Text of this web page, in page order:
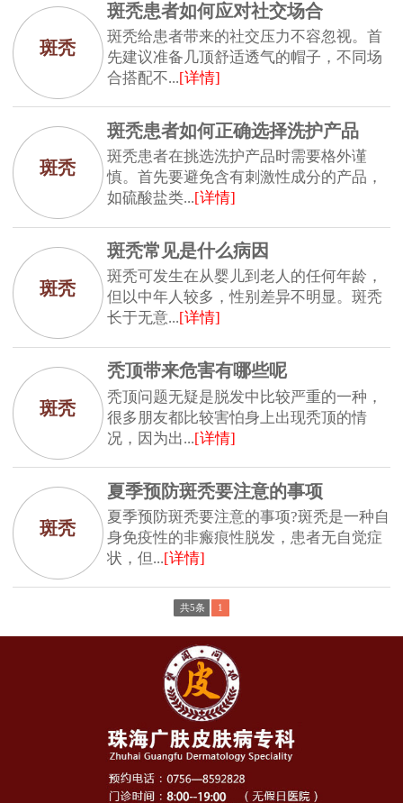
斑秃
斑秃患者如何应对社交场合
斑秃给患者带来的社交压力不容忽视。首
先建议准备几顶舒适透气的帽子，不同场
合搭配不...[详情]
斑秃
斑秃患者如何正确选择洗护产品
斑秃患者在挑选洗护产品时需要格外谨
慎。首先要避免含有刺激性成分的产品，
如硫酸盐类...[详情]
斑秃
斑秃常见是什么病因
斑秃可发生在从婴儿到老人的任何年龄，
但以中年人较多，性别差异不明显。斑秃
长于无意...[详情]
斑秃
秃顶带来危害有哪些呢
秃顶问题无疑是脱发中比较严重的一种，
很多朋友都比较害怕身上出现秃顶的情
况，因为出...[详情]
斑秃
夏季预防斑秃要注意的事项
夏季预防斑秃要注意的事项?斑秃是一种自
身免疫性的非瘢痕性脱发，患者无自觉症
状，但...[详情]
共5条 1